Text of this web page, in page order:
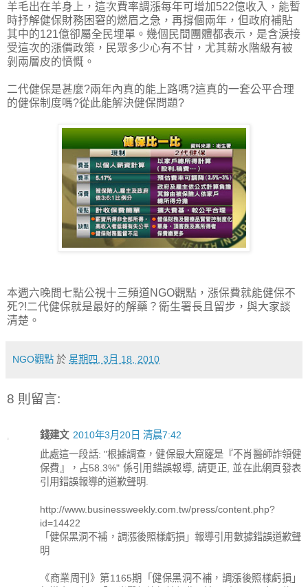
羊毛出在羊身上，這次費率調漲每年可增加522億收入，能暫
時抒解健保財務困窘的燃眉之急，再撐個兩年，但政府補貼
其中的121億卻屬全民埋單。幾個民間團體都表示，是含淚接
受這次的漲價政策，民眾多少心有不甘，尤其薪水階級有被
剝兩層皮的憤慨。
二代健保是甚麼?兩年內真的能上路嗎?這真的一套公平合理
的健保制度嗎?從此能解決健保問題?
本週六晚間七點公視十三頻道NGO觀點，漲保費就能健保不
死?!二代健保就是最好的解藥？衛生署長且留步，與大家談
清楚。
NGO觀點 於 星期四, 3月 18, 2010
8 則留言:
錢建文 2010年3月20日 清晨7:42
此處這一段話: "根據調查，健保最大窟窿是『不肖醫師詐領健
保費』，占58.3%" 係引用錯誤報導, 請更正, 並在此網頁發表
引用錯誤報導的道歉聲明.
http://www.businessweekly.com.tw/press/content.php?
id=14422
「健保黑洞不補，調漲後照樣虧損」報導引用數據錯誤道歉聲
明
《商業周刊》第1165期「健保黑洞不補，調漲後照樣虧損」